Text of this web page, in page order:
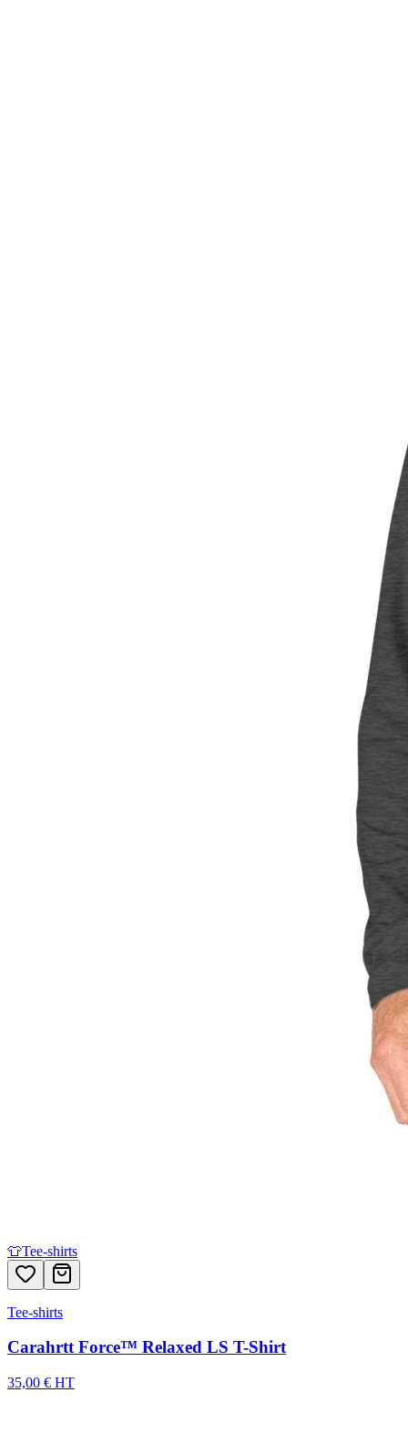
👕Tee-shirts
Tee-shirts
Carahrtt Force™ Relaxed LS T-Shirt
35,00 € HT